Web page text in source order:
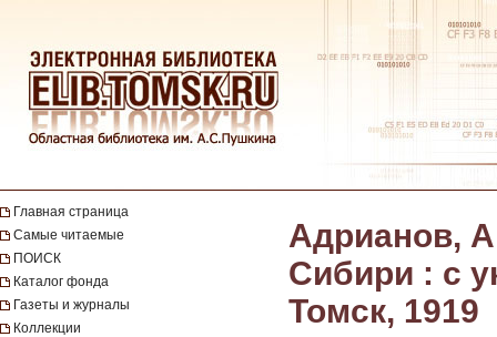
Главная страница
Самые читаемые
ПОИСК
Каталог фонда
Газеты и журналы
Коллекции
Адрианов,
Сибири : с
Томск, 1919